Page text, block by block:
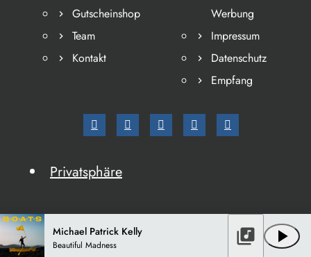
Gutscheinshop
Team
Kontakt
Werbung
Impressum
Datenschutz
Empfang
Privatsphäre
Michael Patrick Kelly
Beautiful Madness play_arrow
library_music